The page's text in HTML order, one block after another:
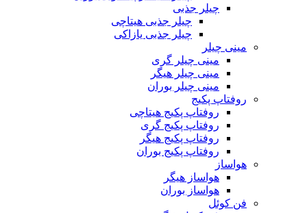
چیلر جذبی
چیلر جذبی هیتاچی
چیلر جذبی یازاکی
مینی چیلر
مینی چیلر گری
مینی چیلر هیگر
مینی چیلر بوران
روفتاپ پکیج
روفتاپ پکیج هیتاچی
روفتاپ پکیج گری
روفتاپ پکیج هیگر
روفتاپ پکیج بوران
هواساز
هواساز هیگر
هواساز بوران
فن کوئل